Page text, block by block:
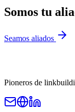
Somos tu
Seamos aliados
Pioneros de